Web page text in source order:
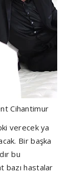
Cihantimur
verecek ya
Bir başka
bu
bazı hastalar